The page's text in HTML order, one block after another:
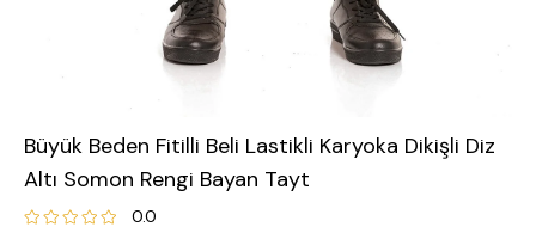
Büyük Beden Fitilli Beli Lastikli Karyoka Dikişli Diz
Altı Somon Rengi Bayan Tayt
0.0